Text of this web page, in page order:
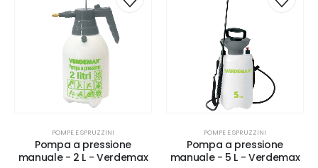
POMPE E SPRUZZINI
Pompa a pressione
manuale - 2 L - Verdemax
POMPE E SPRUZZINI
Pompa a pressione
manuale - 5 L - Verdemax